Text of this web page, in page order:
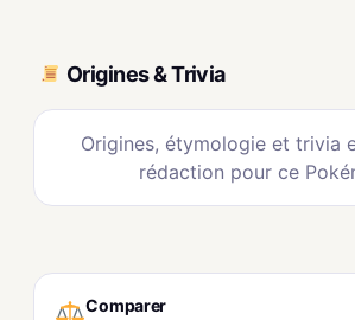
Origines & Trivia
Origines, étymologie et trivia
rédaction pour ce
Comparer